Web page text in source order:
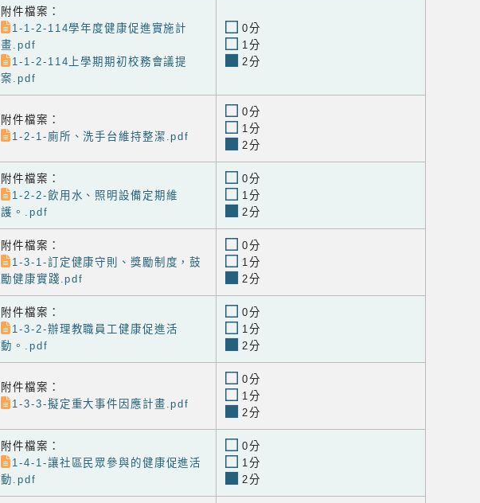
附件檔案：
1-1-2-114學年度健康促進實施計
畫.pdf
1-1-2-114上學期期初校務會議提
案.pdf
0分
1分
2分
附件檔案：
1-2-1-廁所、洗手台維持整潔.pdf
0分
1分
2分
附件檔案：
1-2-2-飲用水、照明設備定期維
護。.pdf
0分
1分
2分
附件檔案：
1-3-1-訂定健康守則、獎勵制度，鼓
勵健康實踐.pdf
0分
1分
2分
附件檔案：
1-3-2-辦理教職員工健康促進活
動。.pdf
0分
1分
2分
附件檔案：
1-3-3-擬定重大事件因應計畫.pdf
0分
1分
2分
附件檔案：
1-4-1-讓社區民眾參與的健康促進活
動.pdf
0分
1分
2分